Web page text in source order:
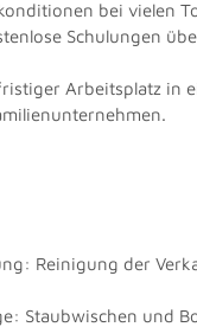
bei vielen
Schulungen
Arbeitsplatz in
Reinigung der
Staubwischen und